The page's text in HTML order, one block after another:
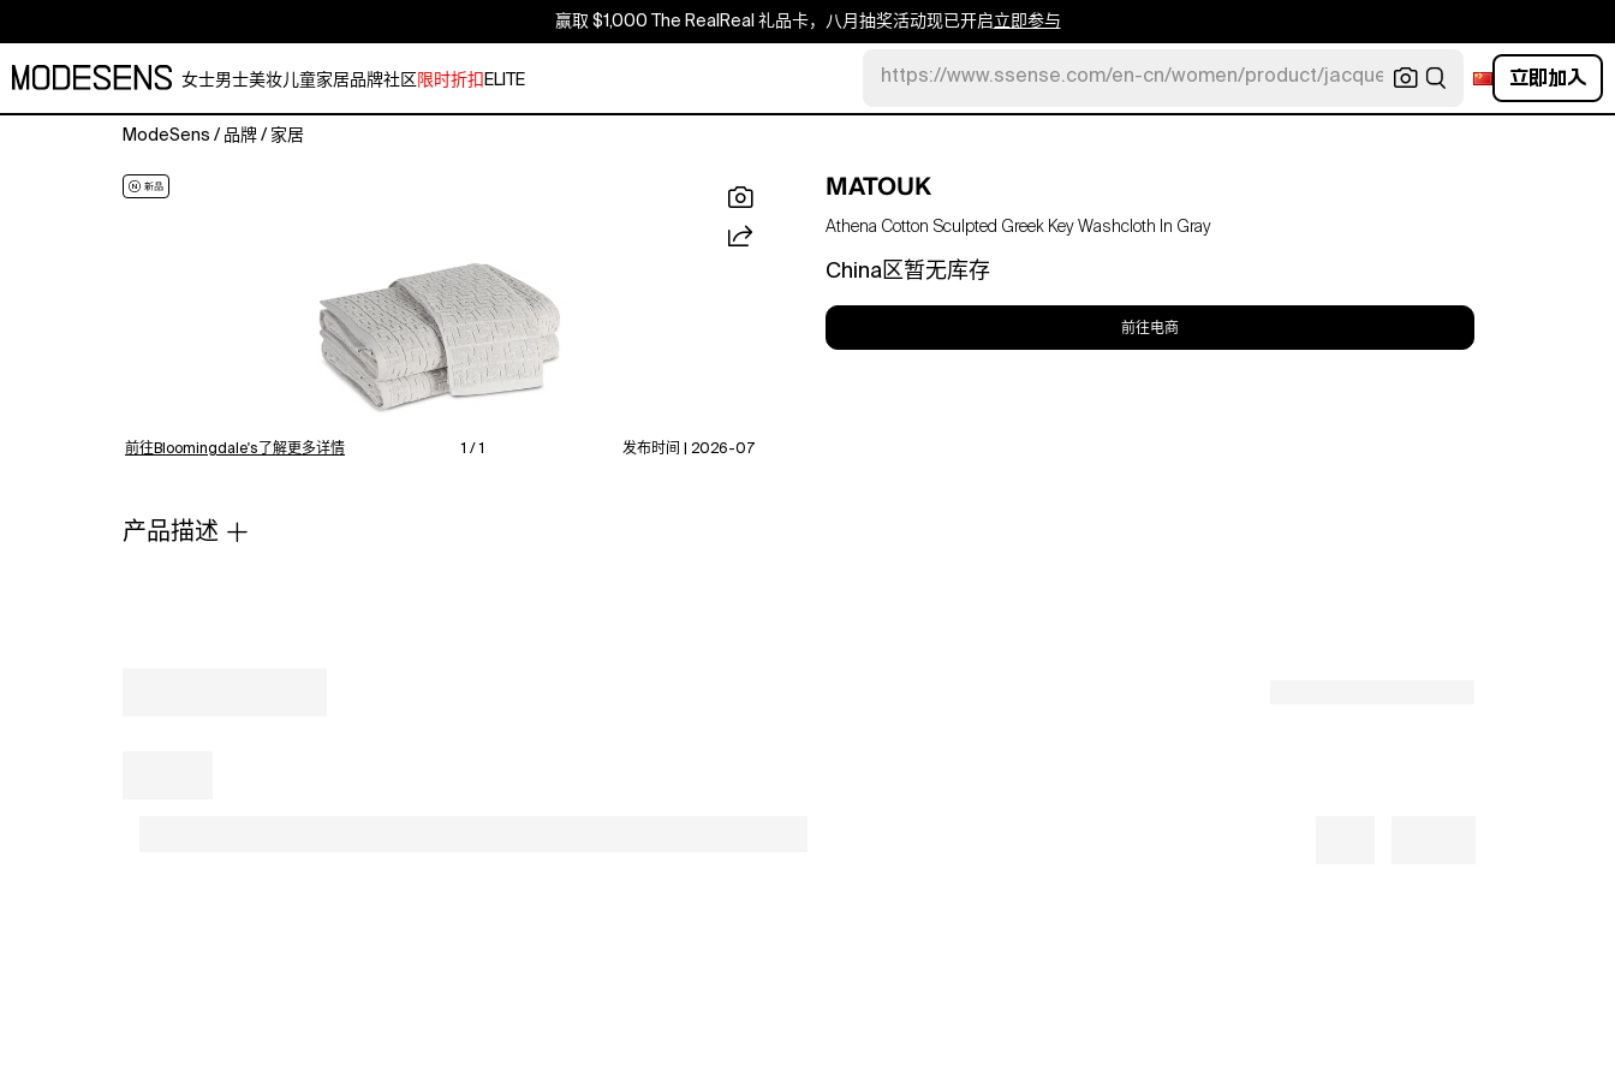
赢取 $1,000 The RealReal 礼品卡，八月抽奖活动现已开启立即参与
女士男士美妆儿童家居品牌社区 限时折扣 ELITE https://www.ssense.com/en-cn/women/product/jacquemus/navy-la-robe-
立即加入
ModeSens / 品牌 / 家居
Athena
前往Bloomingdale's了解更多详情 1 / 1 发布时间 | 2026-07
MATOUK
Athena Cotton Sculpted Greek Key Washcloth In Gray
China区暂无库存
前往电商
产品描述